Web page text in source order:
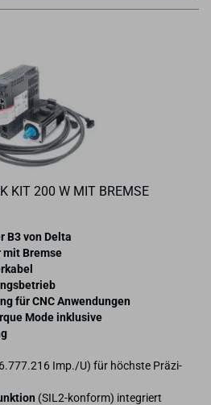
KIT 200 W MIT BREM­SE
B3 von Delta
mit Brem­se
für CNC An­wen­dun­gen
Mode in­klu­si­ve
Imp./U) für höchs­te Prä­zi­
(SIL2-​konform) in­te­griert